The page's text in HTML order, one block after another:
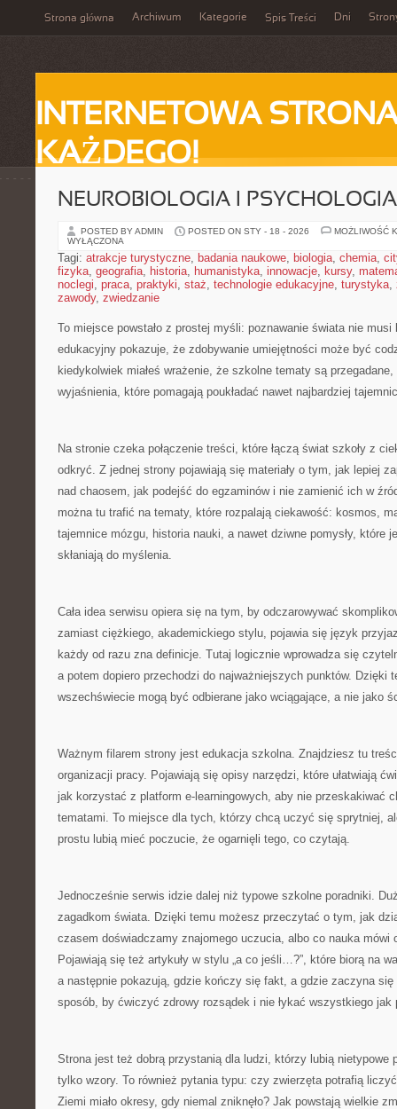
Strona główna Archiwum Kategorie Spis Treści Dni
INTERNETOWA
KAŻDEGO!
NEUROBIOLOGIA I PSYCHOLOGIA
POSTED BY ADMIN POSTED ON STY - 18 - 2026
MOŻLIWOŚĆ
WYŁĄCZONA
Tagi: atrakcje turystyczne, badania naukowe, biologia, chemia,
fizyka, geografia, historia, humanistyka, innowacje, kursy,
noclegi, praca, praktyki, staż, technologie edukacyjne, turystyka,
zawody, zwiedzanie
To miejsce powstało z prostej myśli: poznawanie świata nie musi
edukacyjny pokazuje, że zdobywanie umiejętności może być
kiedykolwiek miałeś wrażenie, że szkolne tematy są
wyjaśnienia, które pomagają poukładać nawet najbardziej
Na stronie czeka połączenie treści, które łączą świat szkoły z
odkryć. Z jednej strony pojawiają się materiały o tym, jak lepiej
nad chaosem, jak podejść do egzaminów i nie zamienić ich w
można tu trafić na tematy, które rozpalają ciekawość: kosmos,
tajemnice mózgu, historia nauki, a nawet dziwne pomysły, które
skłaniają do myślenia.
Cała idea serwisu opiera się na tym, by odczarowywać
zamiast ciężkiego, akademickiego stylu, pojawia się język
każdy od razu zna definicje. Tutaj logicznie wprowadza się
a potem dopiero przechodzi do najważniejszych punktów. Dzięki
wszechświecie mogą być odbierane jako wciągające, a nie jako
Ważnym filarem strony jest edukacja szkolna. Znajdziesz tu
organizacji pracy. Pojawiają się opisy narzędzi, które ułatwiają
jak korzystać z platform e-learningowych, aby nie przeskakiwać
tematami. To miejsce dla tych, którzy chcą uczyć się sprytniej,
prostu lubią mieć poczucie, że ogarnięli tego, co czytają.
Jednocześnie serwis idzie dalej niż typowe szkolne poradniki.
zagadkom świata. Dzięki temu możesz przeczytać o tym, jak
czasem doświadczamy znajomego uczucia, albo co nauka mówi
Pojawiają się też artykuły w stylu „a co jeśli…?”, które biorą na
a następnie pokazują, gdzie kończy się fakt, a gdzie zaczyna się
sposób, by ćwiczyć zdrowy rozsądek i nie łykać wszystkiego jak
Strona jest też dobrą przystanią dla ludzi, którzy lubią nietypowe
tylko wzory. To również pytania typu: czy zwierzęta potrafią
Ziemi miało okresy, gdy niemal zniknęło? Jak powstają wielkie